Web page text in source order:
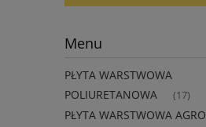
Menu
PŁYTA WARSTWOWA
POLIURETANOWA
(17)
PŁYTA WARSTWOWA AGRO